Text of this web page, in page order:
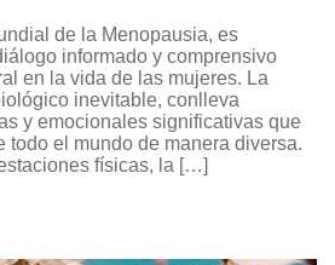
de la Menopausia, es
informado y comprensivo
en la vida de las mujeres. La
inevitable, conlleva
y emocionales significativas que
todo el mundo de manera diversa.
físicas, la […]